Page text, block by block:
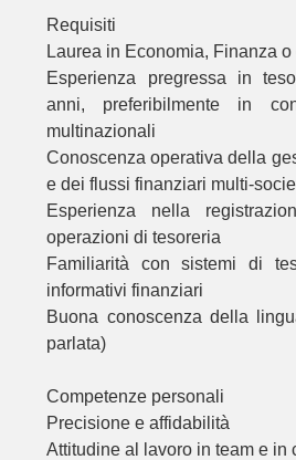
Requisiti
Laurea in Economia, Finanza
Esperienza pregressa in
anni, preferibilmente in
multinazionali
Conoscenza operativa della
e dei flussi finanziari multi-
Esperienza nella
operazioni di tesoreria
Familiarità con sistemi di
informativi finanziari
Buona conoscenza della
parlata)
Competenze personali
Precisione e affidabilità
Attitudine al lavoro in team e in